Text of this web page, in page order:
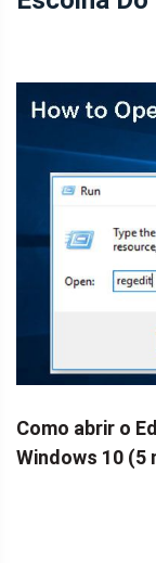
Como abrir o
Windows 10 (5